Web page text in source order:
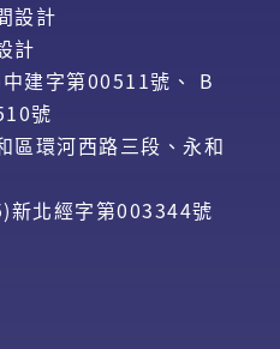
設計
計
建字第00511號、 B
號
區環河西路三段、永和
新北經字第003344號